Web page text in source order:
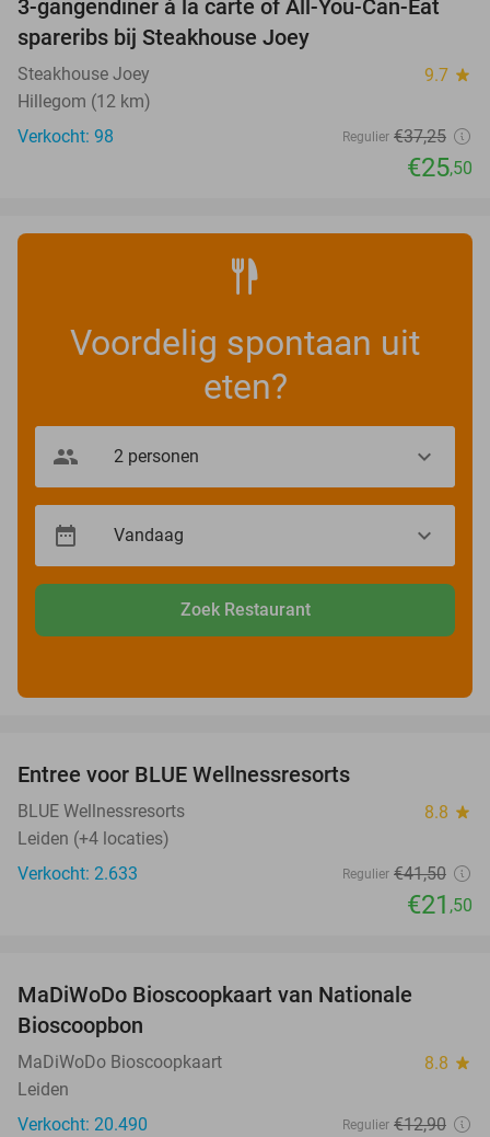
32%
3-gangendiner à la carte of All-You-Can-Eat
spareribs bij Steakhouse Joey
Steakhouse Joey 9.7 star
Hillegom (12 km)
Verkocht: 98
Regulier €37,25
€25,50
Voordelig spontaan uit
eten?
Zoek Restaurant
Entree voor BLUE Wellnessresorts
BLUE Wellnessresorts 8.8 star
Leiden (+4 locaties)
Verkocht: 2.633
Regulier €41,50
€21 ,50
MaDiWoDo Bioscoopkaart van Nationale
Bioscoopbon
MaDiWoDo Bioscoopkaart 8.8 star
Leiden
Verkocht: 20.490
Regulier €12,90